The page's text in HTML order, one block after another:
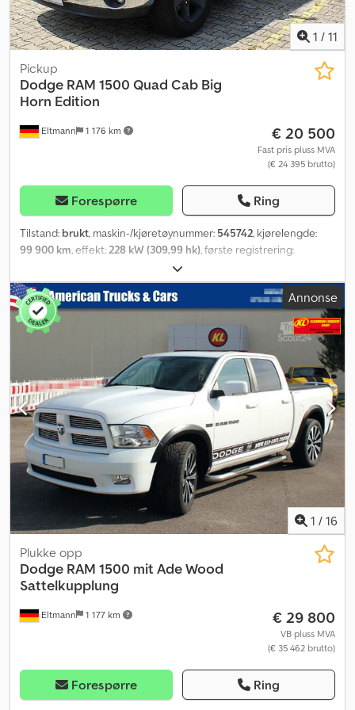
1 / 11
Eltmann 1 176 km
Pickup
Dodge RAM 1500 Quad Cab Big
Horn Edition
€ 20 500
Fast pris pluss MVA
(€ 24 395 brutto)
Forespørre Ring
Tilstand: brukt, maskin-/kjøretøynummer: 545742, kjørelengde:
99 900 km, effekt:228 kW (309,99 hk), første registrering:
, dekkstørrelse:
akselkonfigurasjon:4x2, drivstoff:bensin E10 91,
energieffektivitet:G, CO₂-utslipp:
, drivstofforbruk
(bykjøring):16 l/100 km, drivstofforbruk (utenfor by):13 l/100 km,
drivstofforbruk (kombinert):
14 l/100 km, farge:
, girtype:
Euro 4, Byggeår:2008, Utstyr:
aircondition, cruise control, differensialsperre,
immobilisersystem, kollisjonspute, sentral låsing, tåkelys,
Annonse
1 / 16
Eltmann 1 177 km
Plukke opp
Dodge RAM 1500 mit Ade Wood
Sattelkupplung
€ 29 800
VB pluss MVA
(€ 35 462 brutto)
Forespørre Ring